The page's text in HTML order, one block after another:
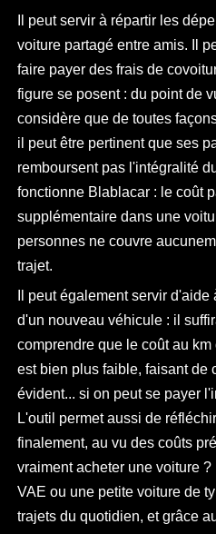
Il peut servir à répartir les
voiture partagé entre amis. Il
faire payer des frais de
figure se posent : du point de
considère que de toutes
il peut être pertinent que ses
remboursent pas l'intégralité
fonctionne Blablacar : le coût
supplémentaire dans une
personnes ne couvre
trajet.
Il peut également servir
d'un nouveau véhicule : il
comprendre que le coût au
est bien plus faible, faisant de
évident... si on peut se payer
L'outil permet aussi de
finalement, au vu des coûts
vraiment acheter une voiture
VAE ou une petite voiture de
trajets du quotidien, et grâce